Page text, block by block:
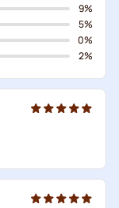
9%
5%
0%
2%